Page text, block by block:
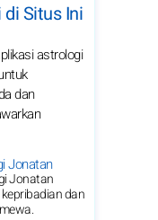
Situs Ini
astrologi
dan
Jonatan
Jonatan
dan